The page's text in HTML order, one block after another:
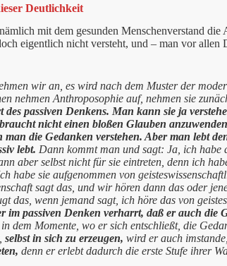
Deutlichkeit
mit dem gesunden Menschenverstand
eigentlich nicht versteht, und – man vor allen
wir an, es wird nach dem Muster der
nehmen Anthroposophie auf, nehmen sie
des passiven Denkens. Man kann sie ja
nicht einen bloßen Glauben
die Gedanken verstehen. Aber man lebt
lebt. Dann kommt man und sagt: Ja, ich habe
aber selbst nicht für sie eintreten, denn ich
habe sie aufgenommen von
sagt das, und wir hören dann das oder
das, wenn jemand sagt, ich höre das von
im passiven Denken verharrt, daß er auch die
dem Momente, wo er sich entschließt, die
selbst in sich zu erzeugen, wird er auch
denn er erlebt dadurch die erste Stufe ihrer